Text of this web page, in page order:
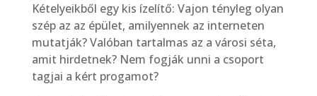
Kételyeikből egy kis ízelítő: Vajon tényleg olyan
szép az az épület, amilyennek az interneten
mutatják? Valóban tartalmas az a városi séta,
amit hirdetnek? Nem fogják unni a csoport
tagjai a kért progamot?